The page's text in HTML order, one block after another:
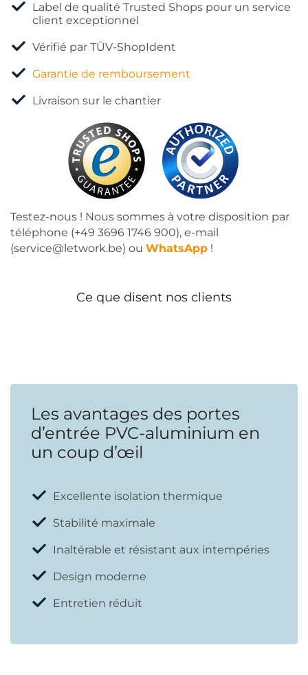
Label de qualité Trusted Shops pour un service
client exceptionnel
Vérifié par TÜV-ShopIdent
Garantie de remboursement
Livraison sur le chantier
Testez-nous ! Nous sommes à votre disposition par
téléphone (+49 3696 1746 900), e-mail
(service@letwork.be) ou WhatsApp !
Ce que disent nos clients
Les avantages des portes
d’entrée PVC-aluminium en
un coup d’œil
Excellente isolation thermique
Stabilité maximale
Inaltérable et résistant aux intempéries
Design moderne
Entretien réduit